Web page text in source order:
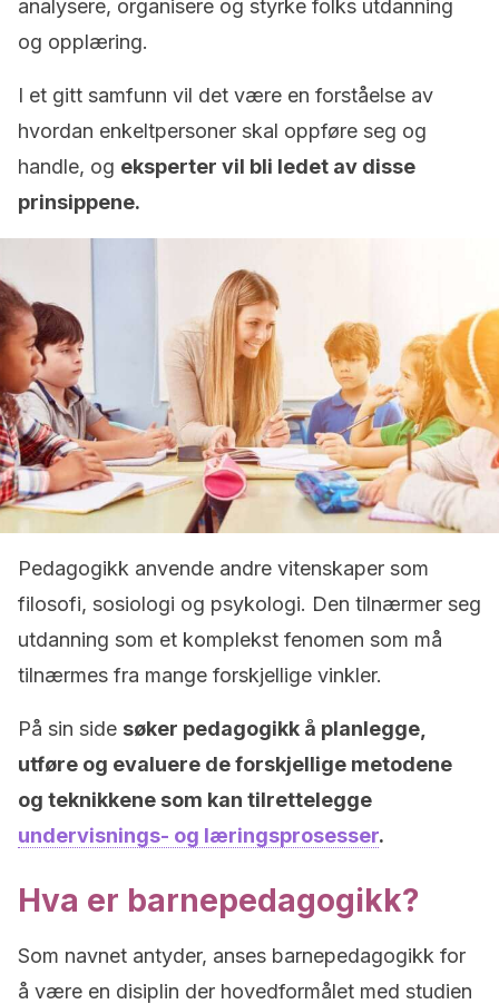
analysere, organisere og styrke folks utdanning
og opplæring.
I et gitt samfunn vil det være en forståelse av
hvordan enkeltpersoner skal oppføre seg og
handle, og eksperter vil bli ledet av disse
prinsippene.
Pedagogikk anvende andre vitenskaper som
filosofi, sosiologi og psykologi. Den tilnærmer seg
utdanning som et komplekst fenomen som må
tilnærmes fra mange forskjellige vinkler.
På sin side søker pedagogikk å planlegge,
utføre og evaluere de forskjellige metodene
og teknikkene som kan tilrettelegge
undervisnings- og læringsprosesser.
Hva er barnepedagogikk?
Som navnet antyder, anses barnepedagogikk for
å være en disiplin der hovedformålet med studien